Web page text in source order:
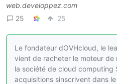
web.developpez.com
25
25
Le fondateur dOVHcloud, le
vient de racheter le moteur
la société de cloud computing
acquisitions sinscrivent dans